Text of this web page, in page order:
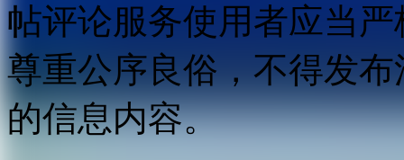
帖评论服务使用者应当
尊重公序良俗，不得发
的信息内容。